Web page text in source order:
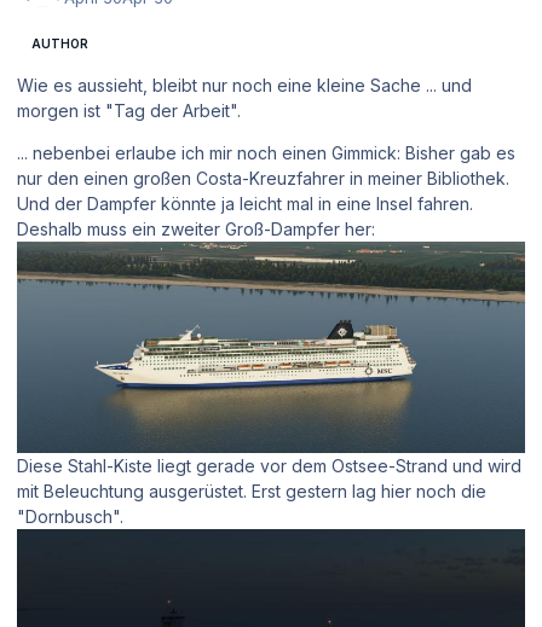
AUTHOR
Wie es aussieht, bleibt nur noch eine kleine Sache ... und
morgen ist "Tag der Arbeit".
... nebenbei erlaube ich mir noch einen Gimmick: Bisher gab es
nur den einen großen Costa-Kreuzfahrer in meiner Bibliothek.
Und der Dampfer könnte ja leicht mal in eine Insel fahren.
Deshalb muss ein zweiter Groß-Dampfer her:
Diese Stahl-Kiste liegt gerade vor dem Ostsee-Strand und wird
mit Beleuchtung ausgerüstet. Erst gestern lag hier noch die
"Dornbusch".